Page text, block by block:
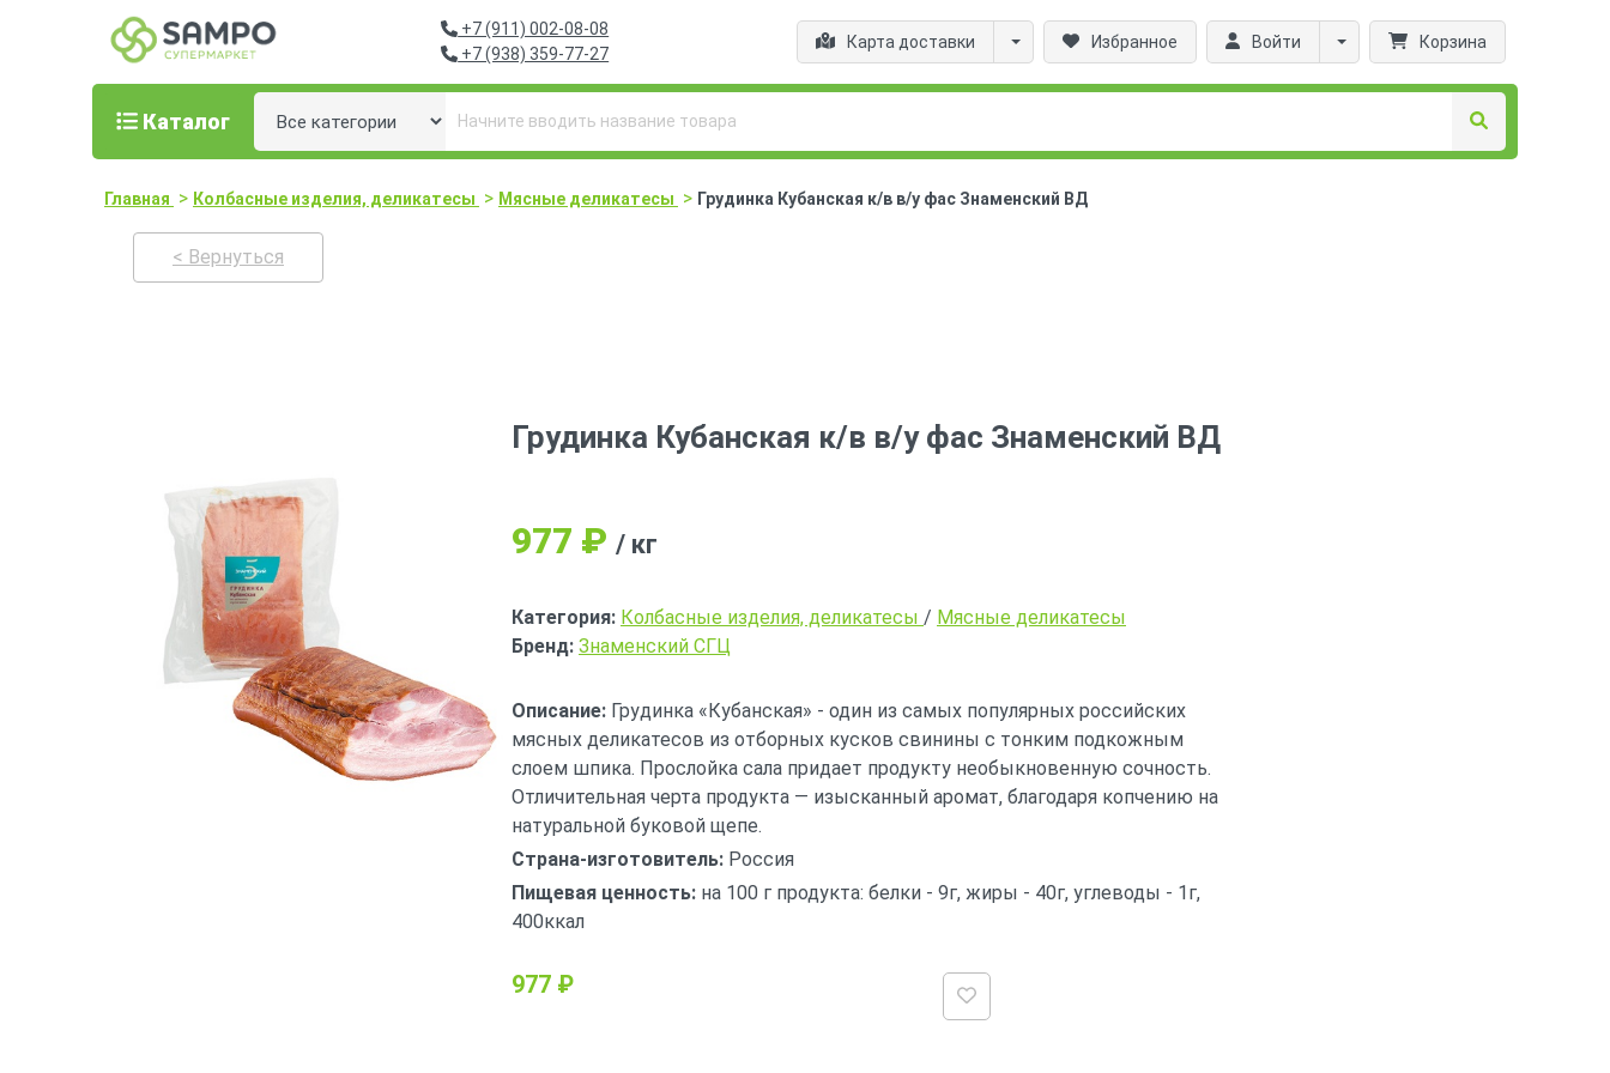
+7 (911) 002-08-08
+7 (938) 359-77-27
Карта доставки Избранное Войти Корзина
Каталог
Главная > Колбасные изделия, деликатесы > Мясные деликатесы > Грудинка Кубанская к/в в/у фас Знаменский ВД
< Вернуться
Грудинка Кубанская к/в в/у фас Знаменский ВД
977 ₽ / кг
Категория: Колбасные изделия, деликатесы / Мясные деликатесы
Бренд: Знаменский СГЦ
Описание: Грудинка «Кубанская» - один из самых популярных российских
мясных деликатесов из отборных кусков свинины с тонким подкожным
слоем шпика. Прослойка сала придает продукту необыкновенную сочность.
Отличительная черта продукта — изысканный аромат, благодаря копчению на
натуральной буковой щепе.
Страна-изготовитель: Россия
Пищевая ценность: на 100 г продукта: белки - 9г, жиры - 40г, углеводы - 1г,
400ккал
977 ₽